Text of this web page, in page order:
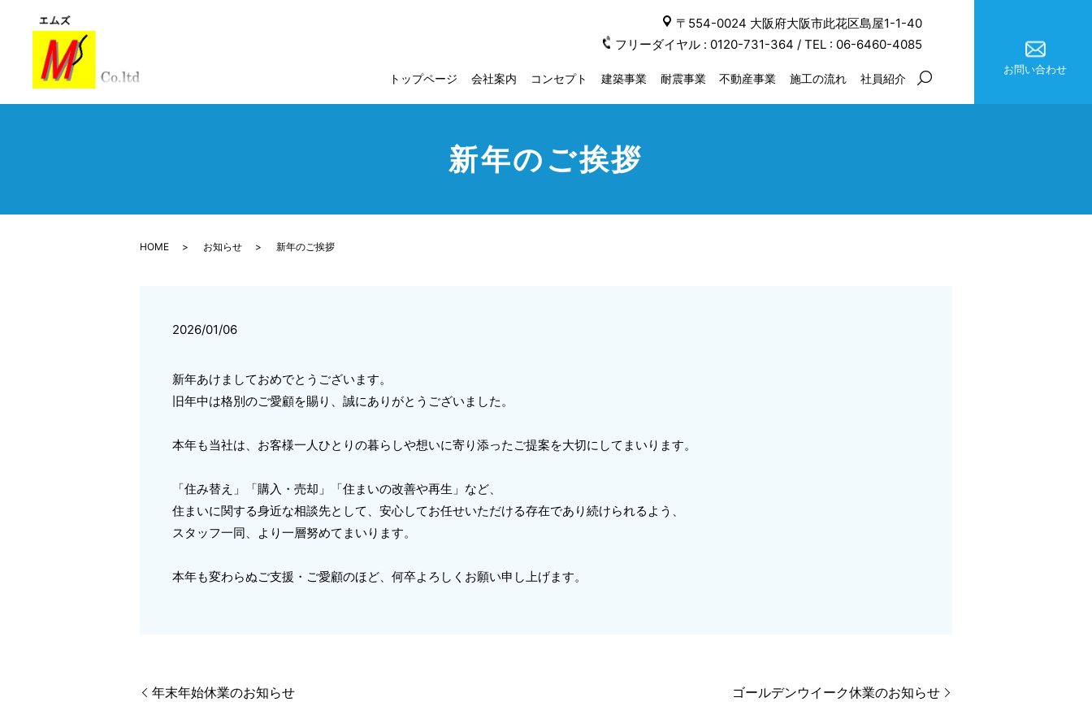
トップページ 会社案内 コンセプト 建築事業 耐震事業 不動産事業 施工の流れ 社員紹介
〒554-0024 大阪府大阪市此花区島屋1-1-40
フリーダイヤル : 0120-731-364 / TEL : 06-6460-4085
お問い合わせ
新年のご挨拶
HOME お知らせ 新年のご挨拶
2026/01/06
新年あけましておめでとうございます。
旧年中は格別のご愛顧を賜り、誠にありがとうございました。
本年も当社は、お客様一人ひとりの暮らしや想いに寄り添ったご提案を大切にしてまいります。
「住み替え」「購入・売却」「住まいの改善や再生」など、
住まいに関する身近な相談先として、安心してお任せいただける存在であり続けられるよう、
スタッフ一同、より一層努めてまいります。
本年も変わらぬご支援・ご愛顧のほど、何卒よろしくお願い申し上げます。
年末年始休業のお知らせ ゴールデンウイーク休業のお知らせ